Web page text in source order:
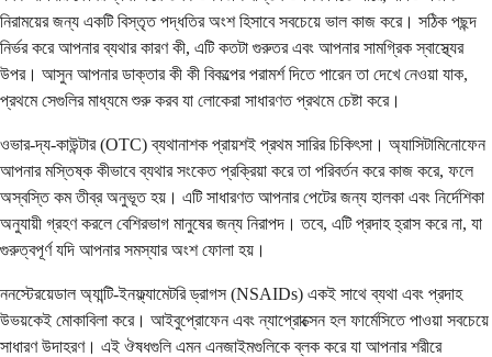
নিরাময়ের জন্য একটি বিস্তৃত পদ্ধতির অংশ হিসাবে সবচেয়ে ভাল কাজ করে। সঠিক পছন্দ
নির্ভর করে আপনার ব্যথার কারণ কী, এটি কতটা গুরুতর এবং আপনার সামগ্রিক স্বাস্থ্যের
উপর। আসুন আপনার ডাক্তার কী কী বিকল্পের পরামর্শ দিতে পারেন তা দেখে নেওয়া যাক,
প্রথমে সেগুলির মাধ্যমে শুরু করব যা লোকেরা সাধারণত প্রথমে চেষ্টা করে।
ওভার-দ্য-কাউন্টার (OTC) ব্যথানাশক প্রায়শই প্রথম সারির চিকিৎসা। অ্যাসিটামিনোফেন
আপনার মস্তিষ্ক কীভাবে ব্যথার সংকেত প্রক্রিয়া করে তা পরিবর্তন করে কাজ করে, ফলে
অস্বস্তি কম তীব্র অনুভূত হয়। এটি সাধারণত আপনার পেটের জন্য হালকা এবং নির্দেশিকা
অনুযায়ী গ্রহণ করলে বেশিরভাগ মানুষের জন্য নিরাপদ। তবে, এটি প্রদাহ হ্রাস করে না, যা
গুরুত্বপূর্ণ যদি আপনার সমস্যার অংশ ফোলা হয়।
ননস্টেরয়েডাল অ্যান্টি-ইনফ্ল্যামেটরি ড্রাগস (NSAIDs) একই সাথে ব্যথা এবং প্রদাহ
উভয়কেই মোকাবিলা করে। আইবুপ্রোফেন এবং ন্যাপ্রোক্সেন হল ফার্মেসিতে পাওয়া সবচেয়ে
সাধারণ উদাহরণ। এই ঔষধগুলি এমন এনজাইমগুলিকে ব্লক করে যা আপনার শরীরে